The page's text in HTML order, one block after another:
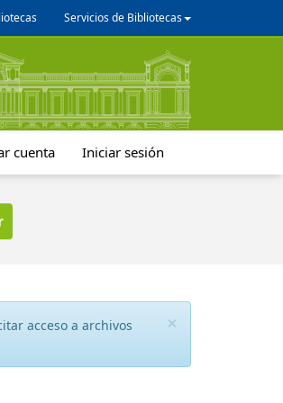
Servicios de Bibliotecas
cuenta Iniciar sesión
×
acceso a archivos